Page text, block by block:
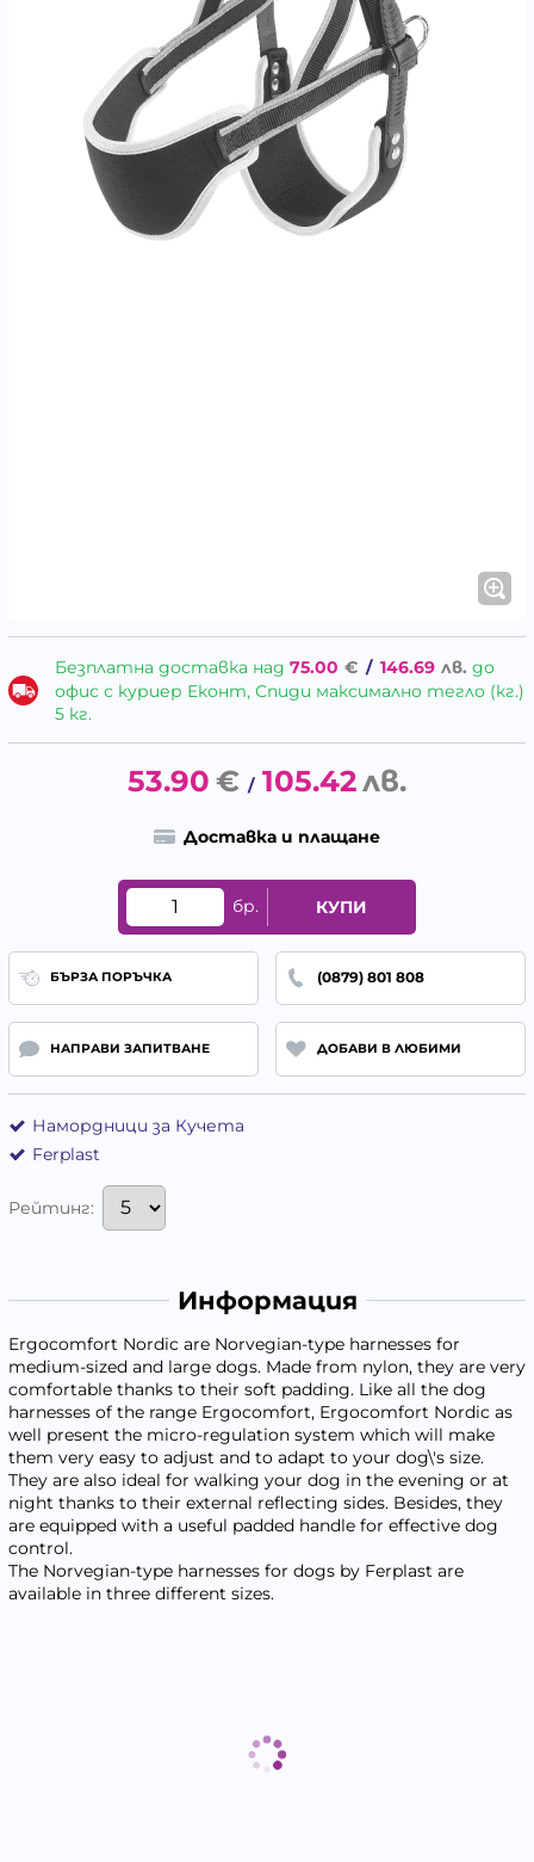
Безплатна доставка над 75.00 € / 146.69 лв. до
офис с куриер Еконт, Спиди максимално тегло (кг.)
5 кг.
53.90 € / 105.42лв.
Доставка и плащане
бр. КУПИ
БЪРЗА ПОРЪЧКА (0879) 801 808
НАПРАВИ ЗАПИТВАНЕ ДОБАВИ В ЛЮБИМИ
Намордници за Кучета
Ferplast
Рейтинг:
Информация
Ergocomfort Nordic are Norvegian-type harnesses for
medium-sized and large dogs. Made from nylon, they are very
comfortable thanks to their soft padding. Like all the dog
harnesses of the range Ergocomfort, Ergocomfort Nordic as
well present the micro-regulation system which will make
them very easy to adjust and to adapt to your dog\'s size.
They are also ideal for walking your dog in the evening or at
night thanks to their external reflecting sides. Besides, they
are equipped with a useful padded handle for effective dog
control.
The Norvegian-type harnesses for dogs by Ferplast are
available in three different sizes.